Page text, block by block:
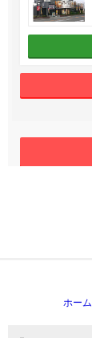
ホーム